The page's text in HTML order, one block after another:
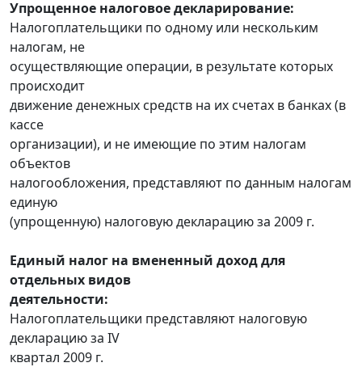
Упрощенное налоговое декларирование:
Налогоплательщики по одному или нескольким
налогам, не
осуществляющие операции, в результате которых
происходит
движение денежных средств на их счетах в банках (в
кассе
организации), и не имеющие по этим налогам
объектов
налогообложения, представляют по данным налогам
единую
(упрощенную) налоговую декларацию за 2009 г.
Единый налог на вмененный доход для
отдельных видов
деятельности:
Налогоплательщики представляют налоговую
декларацию за IV
квартал 2009 г.